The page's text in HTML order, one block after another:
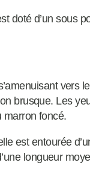
doté d’un sous
vers
brusque. Les
marron foncé.
est entourée
longueur